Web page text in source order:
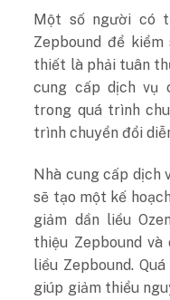
Một số người có
Zepbound để
thiết là phải tuân
cung cấp dịch vụ
trong quá trình
trình chuyển đổi
Nhà cung cấp dịch
sẽ tạo một kế
giảm dần liều
thiệu Zepbound
liều Zepbound.
giúp giảm thiểu